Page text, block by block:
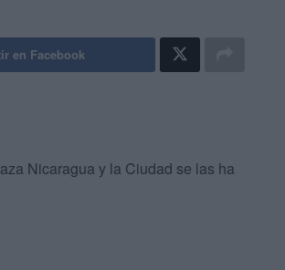
en Facebook
Nicaragua y la Ciudad se las ha